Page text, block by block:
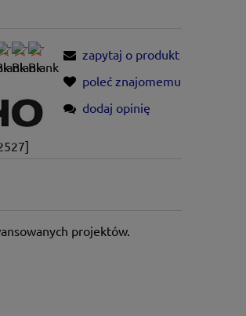
zapytaj o produkt
poleć znajomemu
dodaj opinię
projektów.